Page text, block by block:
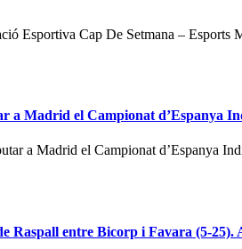
Esportiva Cap De Setmana – Esports
el Campionat d’Espanya
el Campionat d’Espanya
Raspall entre Bicorp i Favara (5-25).